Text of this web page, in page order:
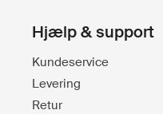
Hjælp & support
Kundeservice
Levering
Retur